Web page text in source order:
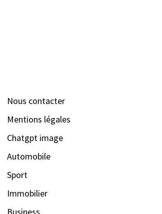
Nous contacter
Mentions légales
Chatgpt image
Automobile
Sport
Immobilier